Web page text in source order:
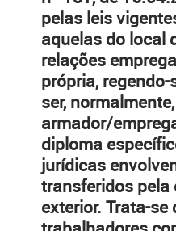
pelas leis
aquelas do local
relações
própria,
ser,
armador/
diploma
jurídicas
transferidos pela
exterior. Trata-se